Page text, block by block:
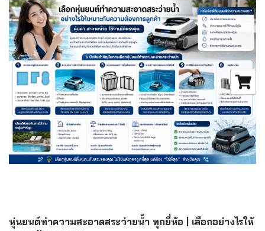
หุ่นยนต์ทำความสะอาดสระว่ายน้ำ ทุกยี่ห้อ | เลือกอย่างไรให้